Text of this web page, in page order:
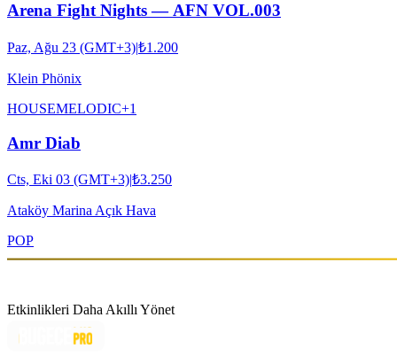
Arena Fight Nights — AFN VOL.003
Paz, Ağu 23 (GMT+3)|₺1.200
Klein Phönix
HOUSEMELODIC+1
Amr Diab
Cts, Eki 03 (GMT+3)|₺3.250
Ataköy Marina Açık Hava
POP
Etkinlikleri Daha Akıllı Yönet